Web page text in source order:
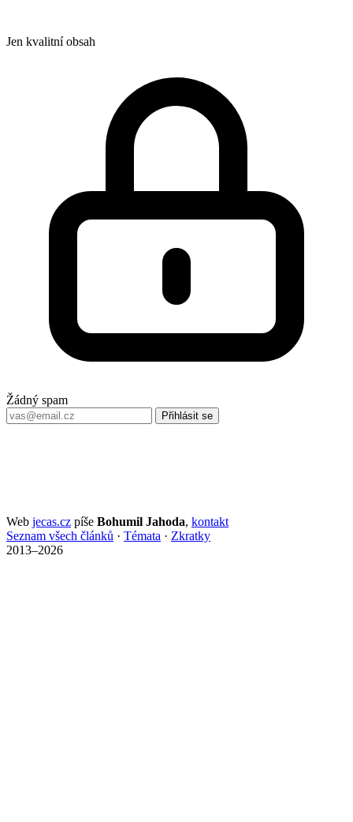
Jen kvalitní obsah
Žádný spam
Přihlásit se
Web jecas.cz píše Bohumil Jahoda, kontakt
Seznam všech článků · Témata · Zkratky
2013–2026